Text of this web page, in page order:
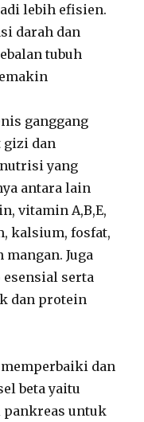
lebih efisien.
darah dan
tubuh
ganggang
gizi dan
yang
antara lain
vitamin A,B,E,
kalsium, fosfat,
Juga
esensial serta
dan protein
dan
beta yaitu
pankreas untuk